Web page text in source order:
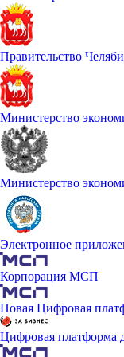
Правительство
Министерство
Министерство
Электронное
Корпорация МСП
Новая Цифровая
Цифровая платформа